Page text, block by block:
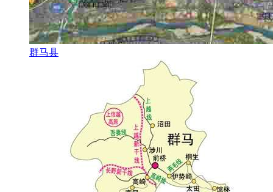
群马县